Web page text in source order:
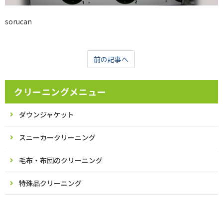
sorucan
前の記事へ
クリーニングメニュー
ダウンジャケット
スニーカークリーニング
毛布・布団のクリーニング
特殊品クリーニング